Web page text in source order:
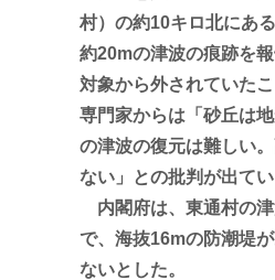
村）の約10キロ北にあ
約20mの津波の痕跡を
対象から外されていた
専門家からは「砂丘は
の津波の復元は難しい
ない」との批判が出てい
内閣府は、東通村の
で、海抜16mの防潮堤
ないとした。